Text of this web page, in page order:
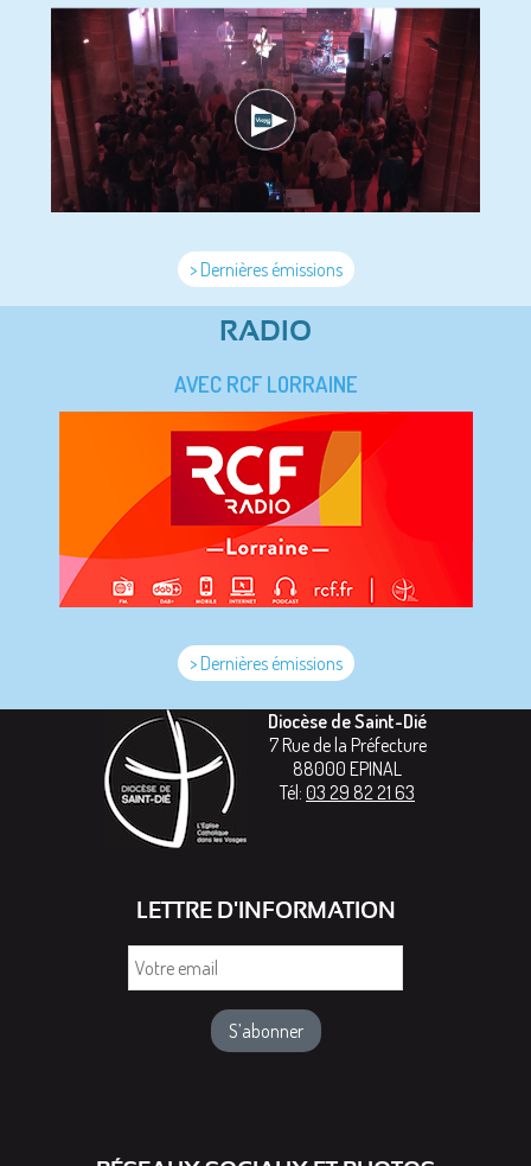
> Dernières émissions
RADIO
AVEC RCF LORRAINE
> Dernières émissions
Diocèse de Saint-Dié
7 Rue de la Préfecture
88000 EPINAL
Tél: 03 29 82 21 63
LETTRE D'INFORMATION